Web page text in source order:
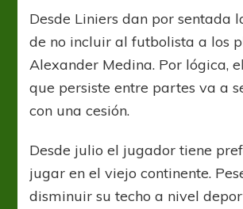
Desde Liniers dan por sentada
de no incluir al futbolista a los
Alexander Medina. Por lógica,
que persiste entre partes va a
con una cesión.
Desde julio el jugador tiene
jugar en el viejo continente.
disminuir su techo a nivel